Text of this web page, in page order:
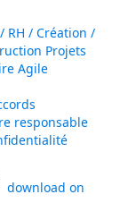
/ RH / Création /
Projets
Agile
responsable
download on